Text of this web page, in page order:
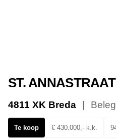
ST.
4811 XK Breda
Te koop € 430.000,- k.k.